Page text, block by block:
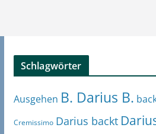
Schlagwörter
Ausgehen B. Darius B.
Cremissimo Darius backt